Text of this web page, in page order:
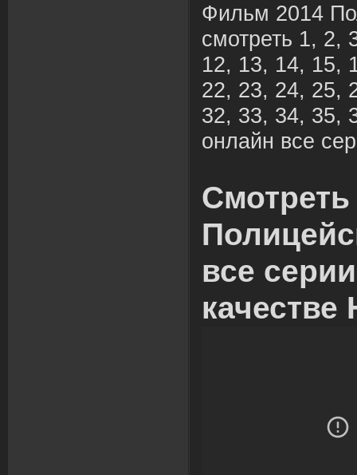
Фильм 2014
смотреть 1, 2,
12, 13, 14, 15,
22, 23, 24, 25,
32, 33, 34, 35,
онлайн все
все
качестве